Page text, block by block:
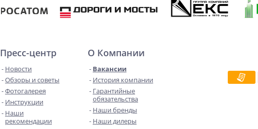
Пресс-центр
Новости
Обзоры и советы
Фотогалерея
Инструкции
Наши
рекомендации
О Компании
Вакансии
История компании
Гарантийные
обязательства
Наши бренды
Наши дилеры